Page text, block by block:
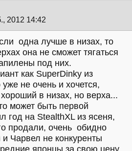
2012 14:42
одна лучше в низах, то
она не сможет тягаться
под них.
как SuperDinky из
не очень и хочется,
в низах, но верха...
может быть первой
год на StealthXL из ясеня,
продали, очень обидно
Чарвел не конкуренты